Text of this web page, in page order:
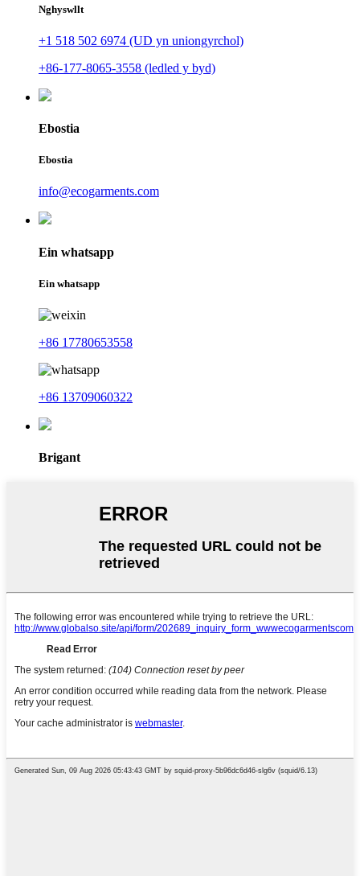
Nghyswllt
+1 518 502 6974 (UD yn uniongyrchol)
+86-177-8065-3558 (ledled y byd)
Ebostia
Ebostia
info@ecogarments.com
Ein whatsapp
Ein whatsapp
+86 17780653558
+86 13709060322
Brigant